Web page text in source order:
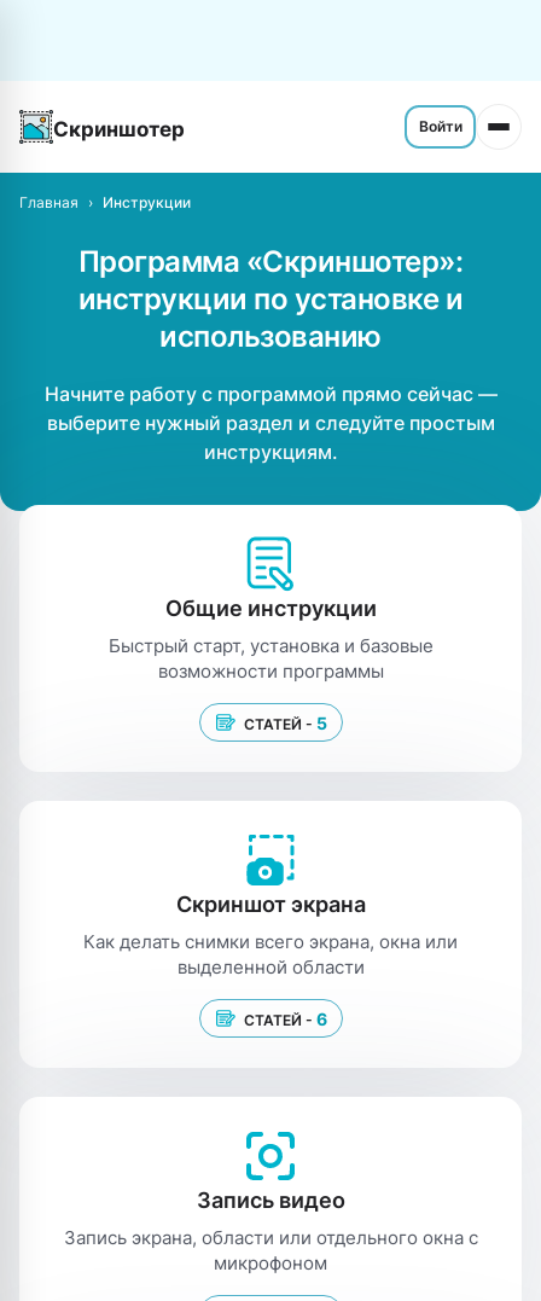
Скриншотер Войти
Главная Инструкции
Программа «Скриншотер»:
инструкции по установке и
использованию
Начните работу с программой прямо сейчас —
выберите нужный раздел и следуйте простым
инструкциям.
Общие инструкции
Быстрый старт, установка и базовые
возможности программы
СТАТЕЙ - 5
Скриншот экрана
Как делать снимки всего экрана, окна или
выделенной области
СТАТЕЙ - 6
Запись видео
Запись экрана, области или отдельного окна с
микрофоном